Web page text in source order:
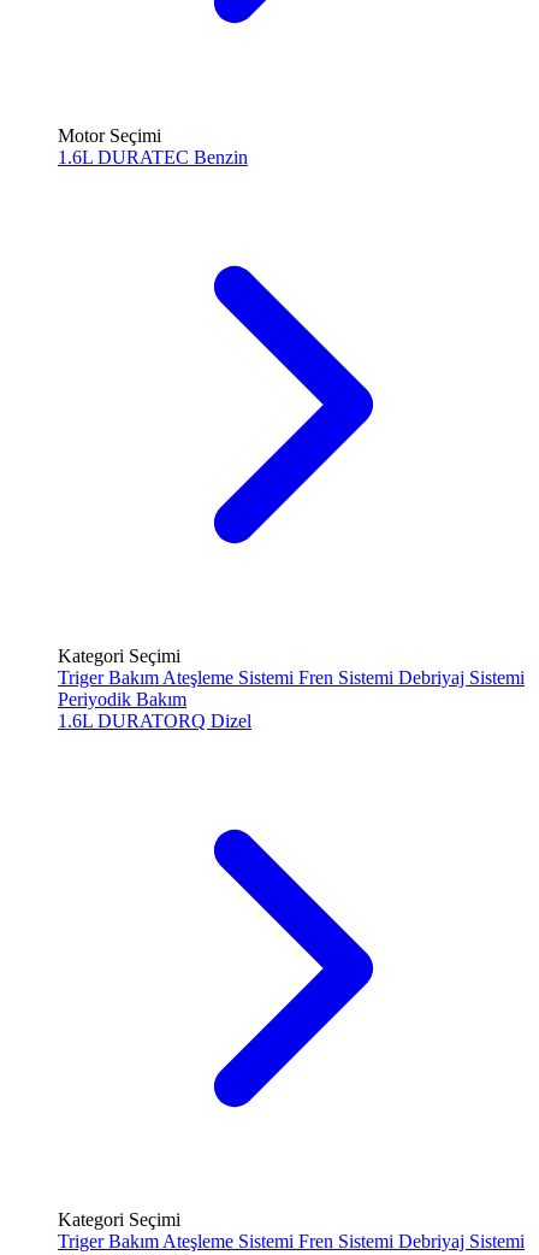
Motor Seçimi
1.6L DURATEC Benzin
Kategori Seçimi
Triger Bakım Ateşleme Sistemi Fren Sistemi Debriyaj Sistemi
Periyodik Bakım
1.6L DURATORQ Dizel
Kategori Seçimi
Triger Bakım Ateşleme Sistemi Fren Sistemi Debriyaj Sistemi